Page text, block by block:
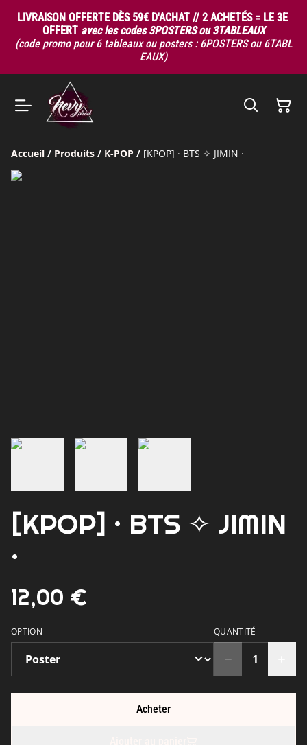
LIVRAISON OFFERTE DÈS 59€ D'ACHAT // 2 ACHETÉS = LE 3E
OFFERT avec les codes 3POSTERS ou 3TABLEAUX
(code promo pour 6 tableaux ou posters : 6POSTERS ou 6TABL
EAUX)
Accueil / Produits / K-POP / [KPOP] · BTS ✧ JIMIN ·
[KPOP] · BTS ✧ JIMIN
·
12,00 €
OPTION QUANTITÉ
Acheter